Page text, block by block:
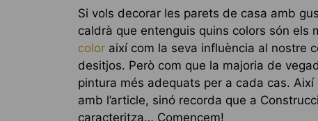
Si vols decorar les parets de casa amb
caldrà que entenguis quins colors són els
color així com la seva influència al nostre
desitjos. Però com que la majoria de
pintura més adequats per a cada cas.
amb l’article, sinó recorda que a
caracteritza… Comencem!